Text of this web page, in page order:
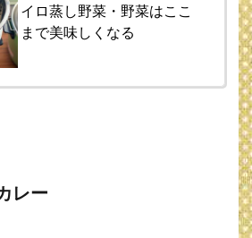
イロ蒸し野菜・野菜はここ
まで美味しくなる
レー